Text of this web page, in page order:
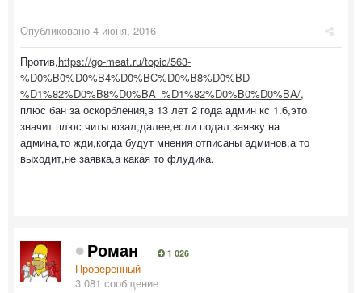
Опубликовано 4 июня, 2016
Против,https://go-meat.ru/topic/563-
%D0%B0%D0%B4%D0%BC%D0%B8%D0%BD-
%D1%82%D0%B8%D0%BA_%D1%82%D0%B0%D0%BA/,
плюс бан за оскорбления,в 13 лет 2 года админ кс 1.6,это
значит плюс читы юзал,далее,если подал заявку на
админа,то жди,когда будут мнения отписаны админов,а то
выходит,не заявка,а какая то флудика.
Роман 1 026
Проверенный
3 081 сообщение